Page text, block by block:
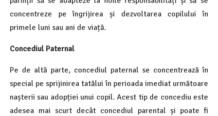
concentreze pe îngrijirea și dezvoltarea copilului în
primele luni sau ani de viață.
Concediul Paternal
Pe de altă parte, concediul paternal se concentrează în
special pe sprijinirea tatălui în perioada imediat următoare
nașterii sau adopției unui copil. Acest tip de concediu este
adesea mai scurt decât concediul parental și poate fi